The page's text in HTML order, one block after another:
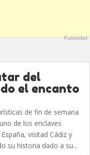
Publicidad
del
el encanto
de fin de semana
de los enclaves
visitad Cádiz y
su historia dado a su...